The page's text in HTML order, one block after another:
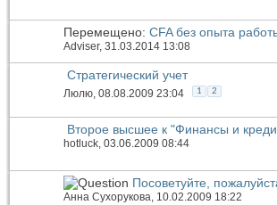
Перемещено: CFA без опыта
Adviser, 31.03.2014 13:08
Стратегический учет
Люлю, 08.08.2009 23:04 1 2
Второе высшее к "Финансы и
hotluck , 03.06.2009 08:44
Посоветуйте,
Анна Сухорукова, 10.02.2009 18:22